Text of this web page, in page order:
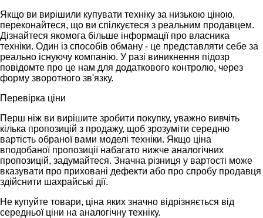
Якщо ви вирішили купувати техніку за низькою ціною,
переконайтеся, що ви спілкуєтеся з реальним продавцем.
Дізнайтеся якомога більше інформації про власника
техніки. Один із способів обману - це представляти себе за
реально існуючу компанію. У разі виникнення підозр
повідомте про це нам для додаткового контролю, через
форму зворотного зв'язку.
Перевірка ціни
Перш ніж ви вирішите зробити покупку, уважно вивчіть
кілька пропозицій з продажу, щоб зрозуміти середню
вартість обраної вами моделі техніки. Якщо ціна
вподобаної пропозиції набагато нижче аналогічних
пропозицій, задумайтеся. Значна різниця у вартості може
вказувати про приховані дефекти або про спробу продавця
здійснити шахрайські дії.
Не купуйте товари, ціна яких значно відрізняється від
середньої ціни на аналогічну техніку.